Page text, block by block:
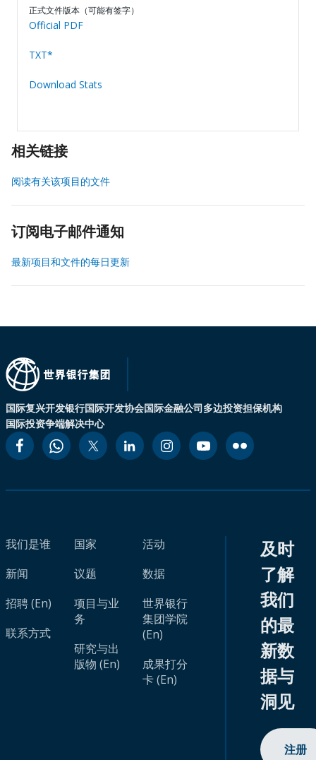
正式文件版本（可能有签字）
Official PDF
TXT*
Download Stats
相关链接
阅读有关该项目的文件
订阅电子邮件通知
最新项目和文件的每日更新
国际复兴开发银行国际开发协会国际金融公司多边投资担保机构
国际投资争端解决中心
我们是谁
新闻
招聘 (En)
联系方式
国家
议题
项目与业
务
研究与出
版物 (En)
活动
数据
世界银行
集团学院
(En)
成果打分
卡 (En)
及时
了解
我们
的最
新数
据与
洞见
注册